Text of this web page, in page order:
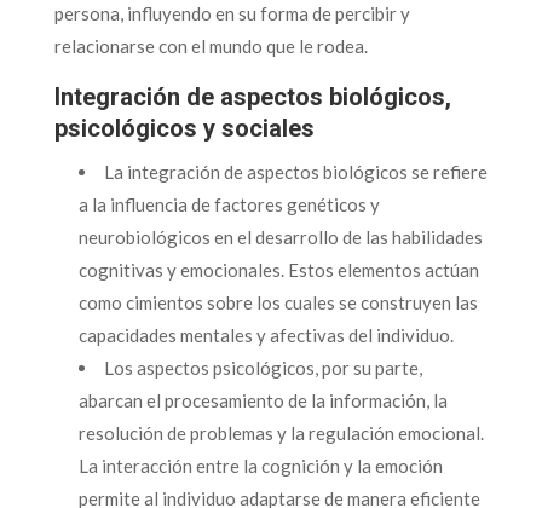
persona, influyendo en su forma de percibir y
relacionarse con el mundo que le rodea.
Integración de aspectos biológicos,
psicológicos y sociales
La integración de aspectos biológicos se refiere
a la influencia de factores genéticos y
neurobiológicos en el desarrollo de las habilidades
cognitivas y emocionales. Estos elementos actúan
como cimientos sobre los cuales se construyen las
capacidades mentales y afectivas del individuo.
Los aspectos psicológicos, por su parte,
abarcan el procesamiento de la información, la
resolución de problemas y la regulación emocional.
La interacción entre la cognición y la emoción
permite al individuo adaptarse de manera eficiente